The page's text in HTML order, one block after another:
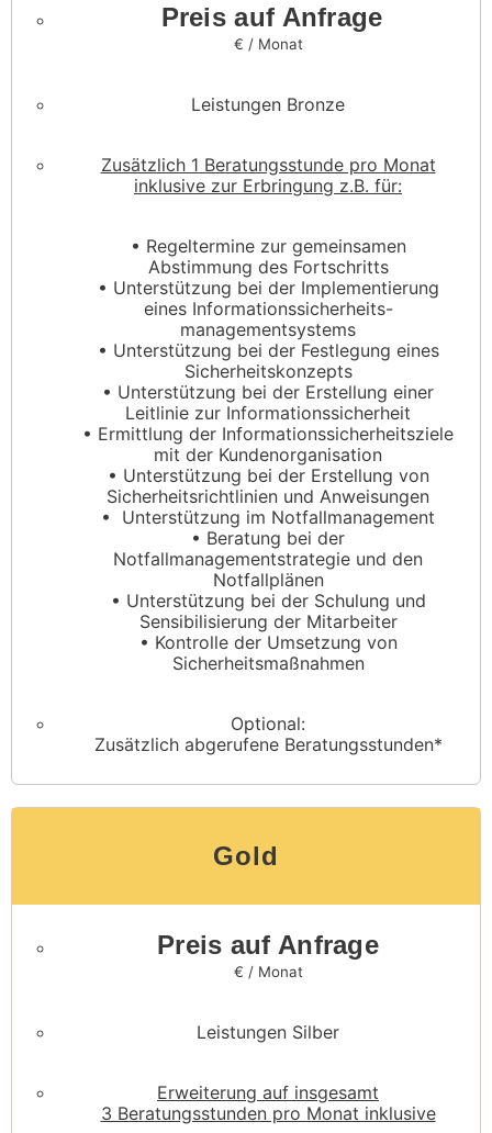
Preis auf Anfrage
€ / Monat
Leistungen Bronze
Zusätzlich 1 Beratungsstunde pro Monat
inklusive zur Erbringung z.B. für:
• Regeltermine zur gemeinsamen
Abstimmung des Fortschritts
• Unterstützung bei der Implementierung
eines Informationssicherheits-
managementsystems
• Unterstützung bei der Festlegung eines
Sicherheitskonzepts
• Unterstützung bei der Erstellung einer
Leitlinie zur Informationssicherheit
• Ermittlung der Informationssicherheitsziele
mit der Kundenorganisation
• Unterstützung bei der Erstellung von
Sicherheitsrichtlinien und Anweisungen
• Unterstützung im Notfallmanagement
• Beratung bei der
Notfallmanagementstrategie und den
Notfallplänen
• Unterstützung bei der Schulung und
Sensibilisierung der Mitarbeiter
• Kontrolle der Umsetzung von
Sicherheitsmaßnahmen
Optional:
Zusätzlich abgerufene Beratungsstunden*
Gold
Preis auf Anfrage
€ / Monat
Leistungen Silber
Erweiterung auf insgesamt
3 Beratungsstunden pro Monat inklusive